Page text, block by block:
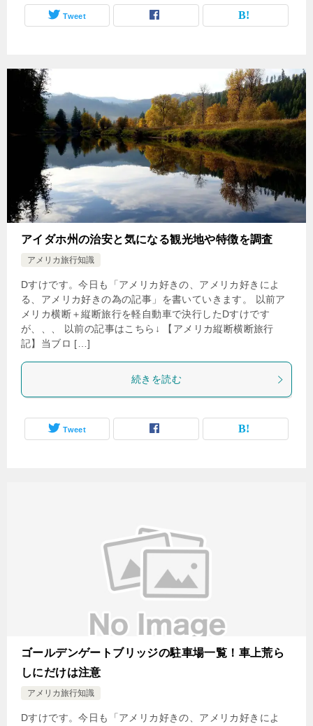
Tweet
アイダホ州の治安と気になる観光地や特徴を調査
アメリカ旅行知識
Dすけです。今日も「アメリカ好きの、アメリカ好きによ
る、アメリカ好きの為の記事」を書いていきます。 以前ア
メリカ横断＋縦断旅行を軽自動車で決行したDすけです
が、、、 以前の記事はこちら↓ 【アメリカ縦断横断旅行
記】当ブロ […]
続きを読む
Tweet
ゴールデンゲートブリッジの駐車場一覧！車上荒ら
しにだけは注意
アメリカ旅行知識
Dすけです。今日も「アメリカ好きの、アメリカ好きによ